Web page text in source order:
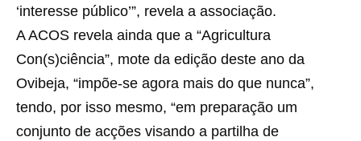
‘interesse público’”, revela a associação.
A ACOS revela ainda que a “Agricultura
Con(s)ciência”, mote da edição deste ano da
Ovibeja, “impõe-se agora mais do que nunca”,
tendo, por isso mesmo, “em preparação um
conjunto de acções visando a partilha de